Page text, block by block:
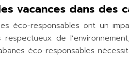
vacances dans des
éco-responsables ont un
de
éco-responsables